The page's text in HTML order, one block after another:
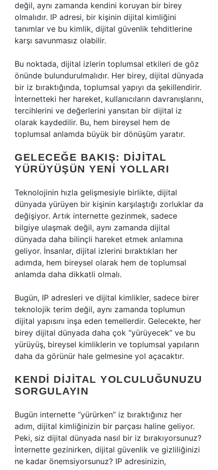
değil, aynı zamanda kendini koruyan bir birey
olmalıdır. IP adresi, bir kişinin dijital kimliğini
tanımlar ve bu kimlik, dijital güvenlik tehditlerine
karşı savunmasız olabilir.
Bu noktada, dijital izlerin toplumsal etkileri de göz
önünde bulundurulmalıdır. Her birey, dijital dünyada
bir iz bıraktığında, toplumsal yapıyı da şekillendirir.
İnternetteki her hareket, kullanıcıların davranışlarını,
tercihlerini ve değerlerini yansıtan bir dijital iz
olarak kaydedilir. Bu, hem bireysel hem de
toplumsal anlamda büyük bir dönüşüm yaratır.
GELECEĞE BAKIŞ: DIJITAL
YÜRÜYÜŞÜN YENI YOLLARI
Teknolojinin hızla gelişmesiyle birlikte, dijital
dünyada yürüyen bir kişinin karşılaştığı zorluklar da
değişiyor. Artık internette gezinmek, sadece
bilgiye ulaşmak değil, aynı zamanda dijital
dünyada daha bilinçli hareket etmek anlamına
geliyor. İnsanlar, dijital izlerini bıraktıkları her
adımda, hem bireysel olarak hem de toplumsal
anlamda daha dikkatli olmalı.
Bugün, IP adresleri ve dijital kimlikler, sadece birer
teknolojik terim değil, aynı zamanda toplumun
dijital yapısını inşa eden temellerdir. Gelecekte, her
birey dijital dünyada daha çok “yürüyecek” ve bu
yürüyüş, bireysel kimliklerin ve toplumsal yapıların
daha da görünür hale gelmesine yol açacaktır.
KENDI DIJITAL YOLCULUĞUNUZU
SORGULAYIN
Bugün internette “yürürken” iz bıraktığınız her
adım, dijital kimliğinizin bir parçası haline geliyor.
Peki, siz dijital dünyada nasıl bir iz bırakıyorsunuz?
İnternette gezinirken, dijital güvenlik ve gizliliğinizi
ne kadar önemsiyorsunuz? IP adresinizin,